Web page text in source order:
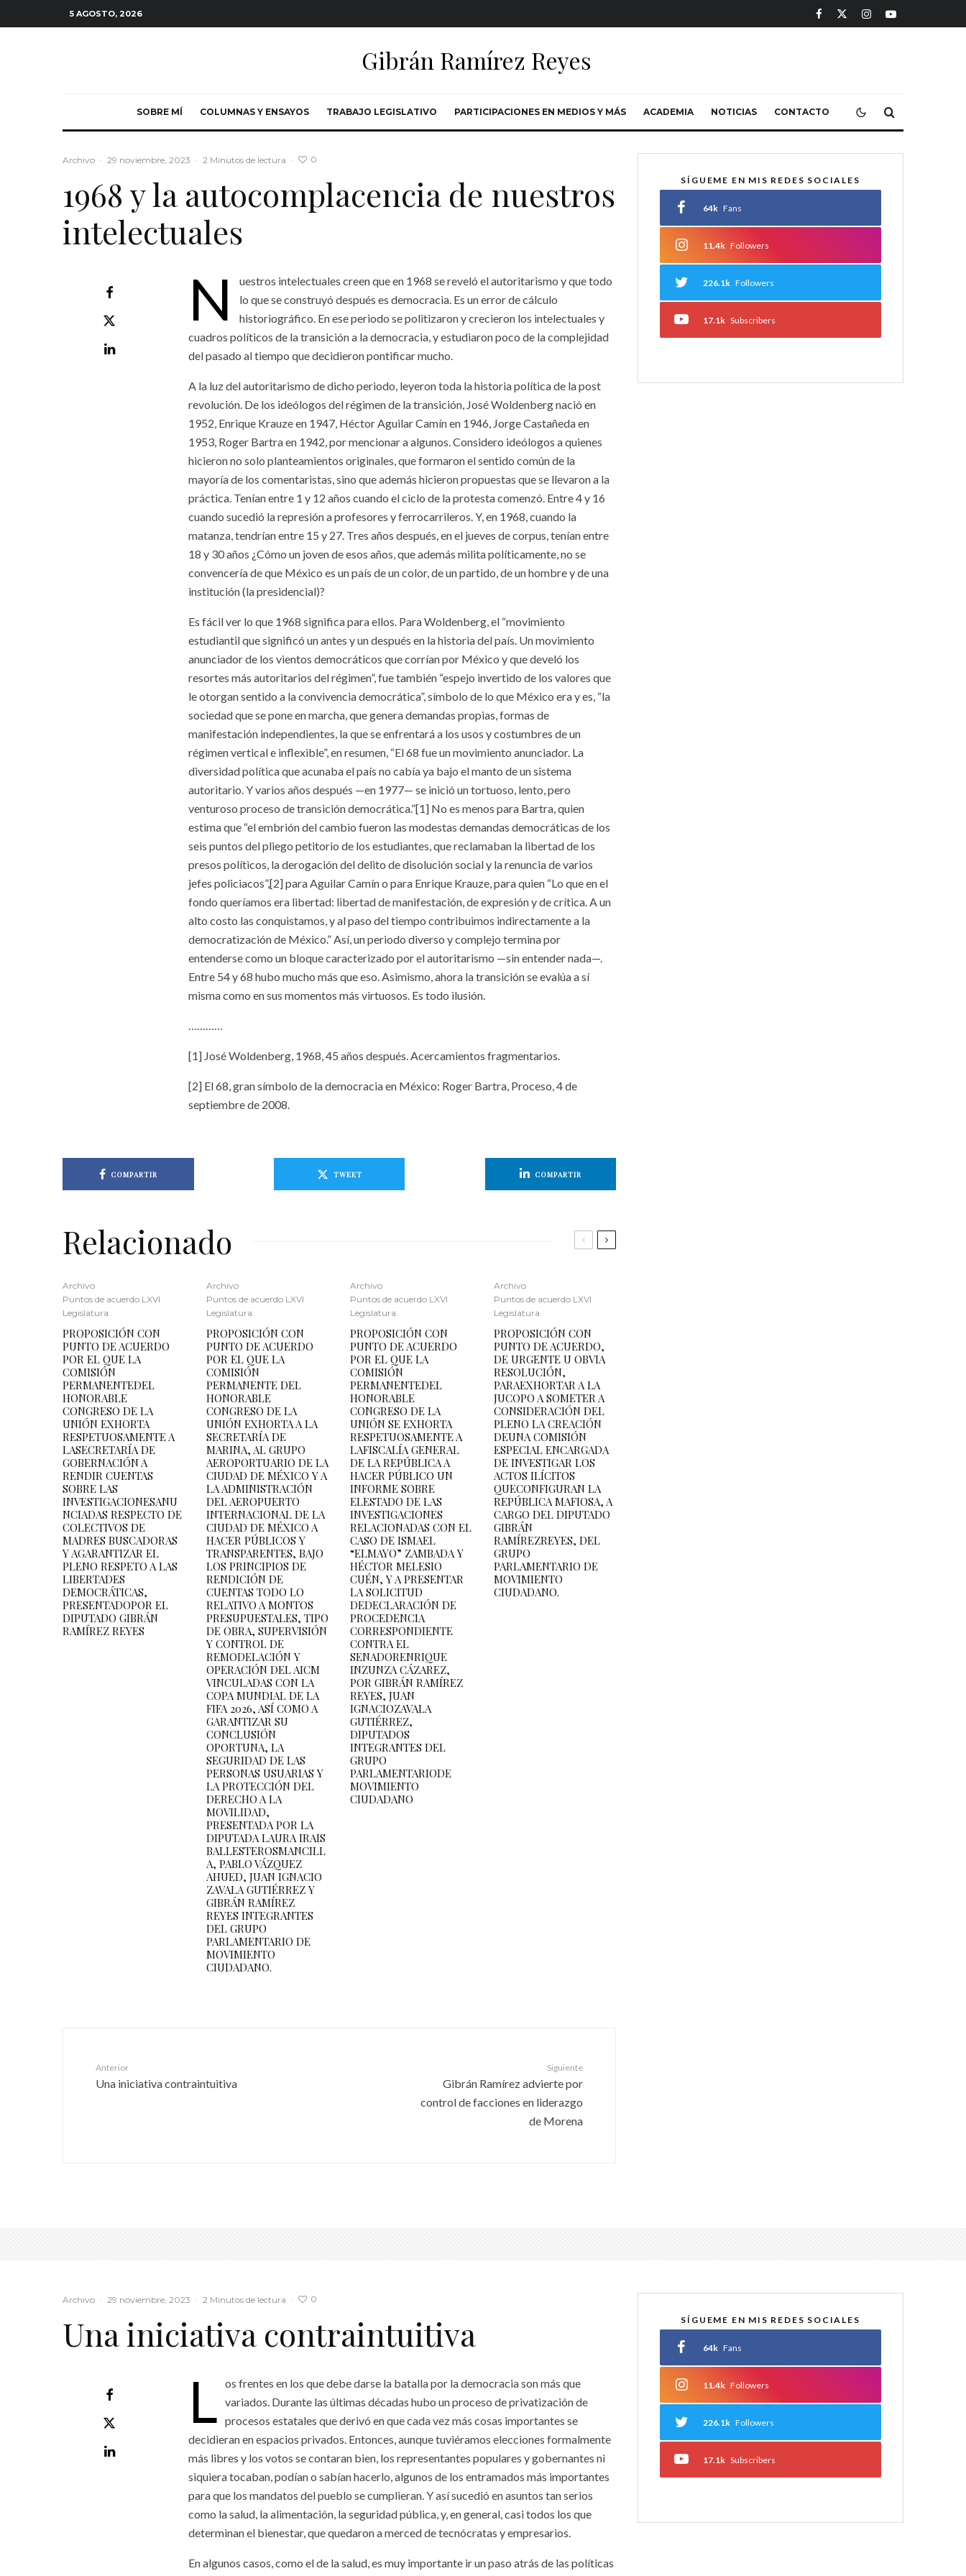
5 AGOSTO, 2026
Gibrán Ramírez Reyes
SOBRE MÍ COLUMNAS Y ENSAYOS TRABAJO LEGISLATIVO PARTICIPACIONES EN MEDIOS Y MÁS ACADEMIA NOTICIAS CONTACTO
Archivo · 29 noviembre, 2023 · 2 Minutos de lectura · 0
1968 y la autocomplacencia de nuestros
intelectuales
N
uestros intelectuales creen que en 1968 se reveló el autoritarismo y que todo
lo que se construyó después es democracia. Es un error de cálculo
historiográfico. En ese periodo se politizaron y crecieron los intelectuales y
cuadros políticos de la transición a la democracia, y estudiaron poco de la complejidad
del pasado al tiempo que decidieron pontificar mucho.
A la luz del autoritarismo de dicho periodo, leyeron toda la historia política de la post
revolución. De los ideólogos del régimen de la transición, José Woldenberg nació en
1952, Enrique Krauze en 1947, Héctor Aguilar Camín en 1946, Jorge Castañeda en
1953, Roger Bartra en 1942, por mencionar a algunos. Considero ideólogos a quienes
hicieron no solo planteamientos originales, que formaron el sentido común de la
mayoría de los comentaristas, sino que además hicieron propuestas que se llevaron a la
práctica. Tenían entre 1 y 12 años cuando el ciclo de la protesta comenzó. Entre 4 y 16
cuando sucedió la represión a profesores y ferrocarrileros. Y, en 1968, cuando la
matanza, tendrían entre 15 y 27. Tres años después, en el jueves de corpus, tenían entre
18 y 30 años ¿Cómo un joven de esos años, que además milita políticamente, no se
convencería de que México es un país de un color, de un partido, de un hombre y de una
institución (la presidencial)?
Es fácil ver lo que 1968 significa para ellos. Para Woldenberg, el “movimiento
estudiantil que significó un antes y un después en la historia del país. Un movimiento
anunciador de los vientos democráticos que corrían por México y que develó los
resortes más autoritarios del régimen”, fue también “espejo invertido de los valores que
le otorgan sentido a la convivencia democrática”, símbolo de lo que México era y es, “la
sociedad que se pone en marcha, que genera demandas propias, formas de
manifestación independientes, la que se enfrentará a los usos y costumbres de un
régimen vertical e inflexible”, en resumen, “El 68 fue un movimiento anunciador. La
diversidad política que acunaba el país no cabía ya bajo el manto de un sistema
autoritario. Y varios años después —en 1977— se inició un tortuoso, lento, pero
venturoso proceso de transición democrática.”[1] No es menos para Bartra, quien
estima que “el embrión del cambio fueron las modestas demandas democráticas de los
seis puntos del pliego petitorio de los estudiantes, que reclamaban la libertad de los
presos políticos, la derogación del delito de disolución social y la renuncia de varios
jefes policiacos”,[2] para Aguilar Camín o para Enrique Krauze, para quien “Lo que en el
fondo queríamos era libertad: libertad de manifestación, de expresión y de crítica. A un
alto costo las conquistamos, y al paso del tiempo contribuimos indirectamente a la
democratización de México.” Así, un periodo diverso y complejo termina por
entenderse como un bloque caracterizado por el autoritarismo —sin entender nada—.
Entre 54 y 68 hubo mucho más que eso. Asimismo, ahora la transición se evalúa a sí
misma como en sus momentos más virtuosos. Es todo ilusión.
…………
[1] José Woldenberg, 1968, 45 años después. Acercamientos fragmentarios.
[2] El 68, gran símbolo de la democracia en México: Roger Bartra, Proceso, 4 de
septiembre de 2008.
COMPARTIR TWEET COMPARTIR
Relacionado
Archivo
Puntos de acuerdo LXVI
Legislatura
PROPOSICIÓN CON
PUNTO DE ACUERDO
POR EL QUE LA
COMISIÓN
PERMANENTEDEL
HONORABLE
CONGRESO DE LA
UNIÓN EXHORTA
RESPETUOSAMENTE A
LASECRETARÍA DE
GOBERNACIÓN A
RENDIR CUENTAS
SOBRE LAS
INVESTIGACIONESANU
NCIADAS RESPECTO DE
COLECTIVOS DE
MADRES BUSCADORAS
Y AGARANTIZAR EL
PLENO RESPETO A LAS
LIBERTADES
DEMOCRÁTICAS,
PRESENTADOPOR EL
DIPUTADO GIBRÁN
RAMÍREZ REYES
Archivo
Puntos de acuerdo LXVI
Legislatura
PROPOSICIÓN CON
PUNTO DE ACUERDO
POR EL QUE LA
COMISIÓN
PERMANENTE DEL
HONORABLE
CONGRESO DE LA
UNIÓN EXHORTA A LA
SECRETARÍA DE
MARINA, AL GRUPO
AEROPORTUARIO DE LA
CIUDAD DE MÉXICO Y A
LA ADMINISTRACIÓN
DEL AEROPUERTO
INTERNACIONAL DE LA
CIUDAD DE MÉXICO A
HACER PÚBLICOS Y
TRANSPARENTES, BAJO
LOS PRINCIPIOS DE
RENDICIÓN DE
CUENTAS TODO LO
RELATIVO A MONTOS
PRESUPUESTALES, TIPO
DE OBRA, SUPERVISIÓN
Y CONTROL DE
REMODELACIÓN Y
OPERACIÓN DEL AICM
VINCULADAS CON LA
COPA MUNDIAL DE LA
FIFA 2026, ASÍ COMO A
GARANTIZAR SU
CONCLUSIÓN
OPORTUNA, LA
SEGURIDAD DE LAS
PERSONAS USUARIAS Y
LA PROTECCIÓN DEL
DERECHO A LA
MOVILIDAD,
PRESENTADA POR LA
DIPUTADA LAURA IRAIS
BALLESTEROSMANCILL
A, PABLO VÁZQUEZ
AHUED, JUAN IGNACIO
ZAVALA GUTIÉRREZ Y
GIBRÁN RAMÍREZ
REYES INTEGRANTES
DEL GRUPO
PARLAMENTARIO DE
MOVIMIENTO
CIUDADANO.
Archivo
Puntos de acuerdo LXVI
Legislatura
PROPOSICIÓN CON
PUNTO DE ACUERDO
POR EL QUE LA
COMISIÓN
PERMANENTEDEL
HONORABLE
CONGRESO DE LA
UNIÓN SE EXHORTA
RESPETUOSAMENTE A
LAFISCALÍA GENERAL
DE LA REPÚBLICA A
HACER PÚBLICO UN
INFORME SOBRE
ELESTADO DE LAS
INVESTIGACIONES
RELACIONADAS CON EL
CASO DE ISMAEL
“ELMAYO” ZAMBADA Y
HÉCTOR MELESIO
CUÉN, Y A PRESENTAR
LA SOLICITUD
DEDECLARACIÓN DE
PROCEDENCIA
CORRESPONDIENTE
CONTRA EL
SENADORENRIQUE
INZUNZA CÁZAREZ,
POR GIBRÁN RAMÍREZ
REYES, JUAN
IGNACIOZAVALA
GUTIÉRREZ,
DIPUTADOS
INTEGRANTES DEL
GRUPO
PARLAMENTARIODE
MOVIMIENTO
CIUDADANO
Archivo
Puntos de acuerdo LXVI
Legislatura
PROPOSICIÓN CON
PUNTO DE ACUERDO,
DE URGENTE U OBVIA
RESOLUCIÓN,
PARAEXHORTAR A LA
JUCOPO A SOMETER A
CONSIDERACIÓN DEL
PLENO LA CREACIÓN
DEUNA COMISIÓN
ESPECIAL ENCARGADA
DE INVESTIGAR LOS
ACTOS ILÍCITOS
QUECONFIGURAN LA
REPÚBLICA MAFIOSA, A
CARGO DEL DIPUTADO
GIBRÁN
RAMÍREZREYES, DEL
GRUPO
PARLAMENTARIO DE
MOVIMIENTO
CIUDADANO.
Anterior
Una iniciativa contraintuitiva
Siguiente
Gibrán Ramírez advierte por
control de facciones en liderazgo
de Morena
SÍGUEME EN MIS REDES SOCIALES
64k Fans
11.4k Followers
226.1k Followers
17.1k Subscribers
Archivo · 29 noviembre, 2023 · 2 Minutos de lectura · 0
Una iniciativa contraintuitiva
L os frentes en los que debe darse la batalla por la democracia son más que
variados. Durante las últimas décadas hubo un proceso de privatización de
procesos estatales que derivó en que cada vez más cosas importantes se
decidieran en espacios privados. Entonces, aunque tuviéramos elecciones formalmente
más libres y los votos se contaran bien, los representantes populares y gobernantes ni
siquiera tocaban, podían o sabían hacerlo, algunos de los entramados más importantes
para que los mandatos del pueblo se cumplieran. Y así sucedió en asuntos tan serios
como la salud, la alimentación, la seguridad pública, y, en general, casi todos los que
determinan el bienestar, que quedaron a merced de tecnócratas y empresarios.
En algunos casos, como el de la salud, es muy importante ir un paso atrás de las políticas
SÍGUEME EN MIS REDES SOCIALES
64k Fans
11.4k Followers
226.1k Followers
17.1k Subscribers